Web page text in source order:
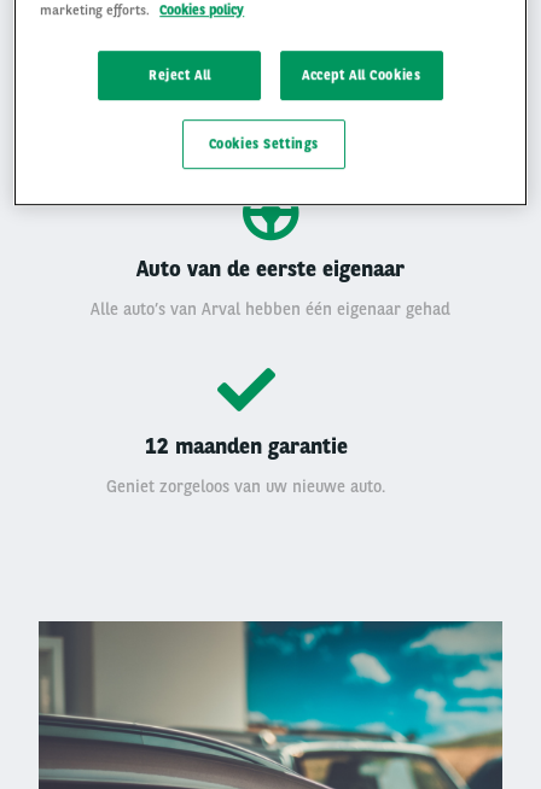
Gemiddelde beoordeling van 4,9 op 5
Auto van de eerste eigenaar
Alle auto’s van Arval hebben één eigenaar gehad
12 maanden garantie
Geniet zorgeloos van uw nieuwe auto.
Left
marketing efforts.
Cookies policy
Reject All Accept All Cookies
Cookies Settings